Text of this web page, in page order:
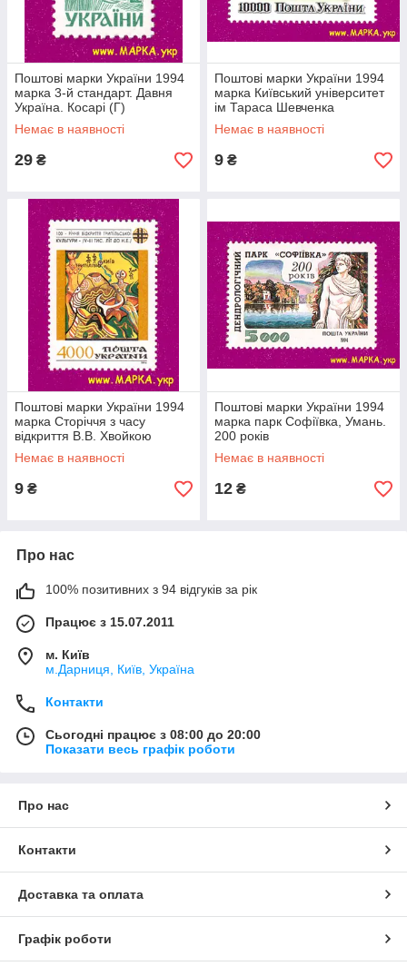
Поштові марки України 1994
марка 3-й стандарт. Давня
Україна. Косарі (Г)
Немає в наявності
29 ₴
Поштові марки України 1994
марка Київський університет
ім Тараса Шевченка
Немає в наявності
9 ₴
Поштові марки України 1994
марка Сторіччя з часу
відкриття В.В. Хвойкою
трипільської культури
Немає в наявності
9 ₴
Поштові марки України 1994
марка парк Софіївка, Умань.
200 років
Немає в наявності
12 ₴
Про нас
100% позитивних з 94 відгуків за рік
Працює з 15.07.2011
м. Київ
м.Дарниця, Київ, Україна
Контакти
Сьогодні працює з 08:00 до 20:00
Показати весь графік роботи
Про нас
Контакти
Доставка та оплата
Графік роботи